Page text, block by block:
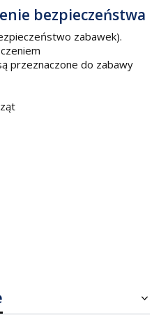
bezpieczeństwa
zabawek).
przeznaczone do zabawy